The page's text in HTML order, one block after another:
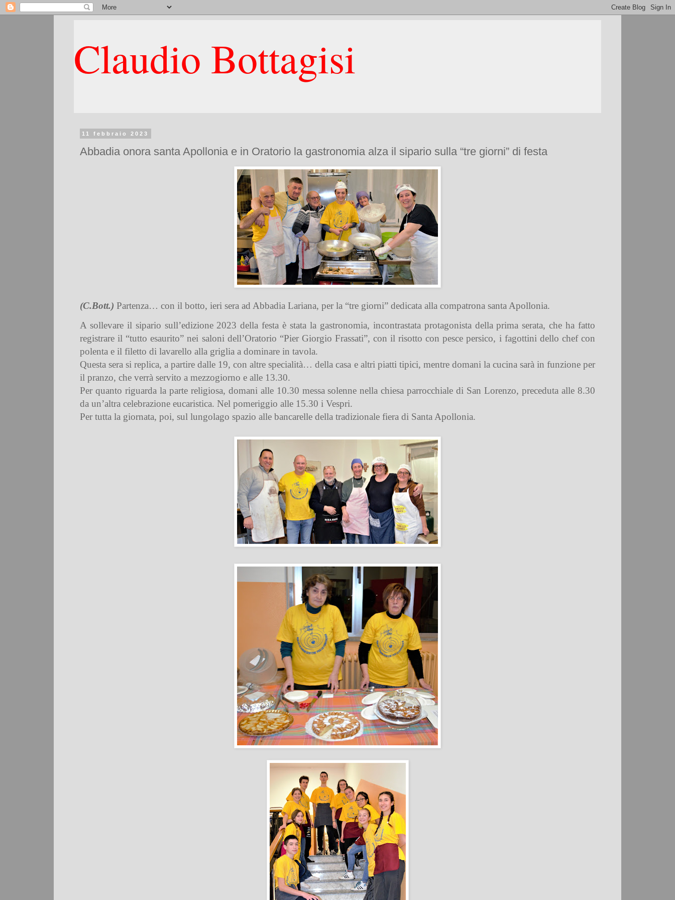
Claudio Bottagisi
11 febbraio 2023
Abbadia onora santa Apollonia e in Oratorio la gastronomia alza il sipario sulla “tre giorni” di festa
(C.Bott.) Partenza… con il botto, ieri sera ad Abbadia Lariana, per la “tre giorni” dedicata alla compatrona santa Apollonia.
A sollevare il sipario sull’edizione 2023 della festa è stata la gastronomia, incontrastata protagonista della prima serata, che ha fatto
registrare il “tutto esaurito” nei saloni dell’Oratorio “Pier Giorgio Frassati”, con il risotto con pesce persico, i fagottini dello chef con
polenta e il filetto di lavarello alla griglia a dominare in tavola.
Questa sera si replica, a partire dalle 19, con altre specialità… della casa e altri piatti tipici, mentre domani la cucina sarà in funzione per
il pranzo, che verrà servito a mezzogiorno e alle 13.30.
Per quanto riguarda la parte religiosa, domani alle 10.30 messa solenne nella chiesa parrocchiale di San Lorenzo, preceduta alle 8.30
da un’altra celebrazione eucaristica. Nel pomeriggio alle 15.30 i Vespri.
Per tutta la giornata, poi, sul lungolago spazio alle bancarelle della tradizionale fiera di Santa Apollonia.